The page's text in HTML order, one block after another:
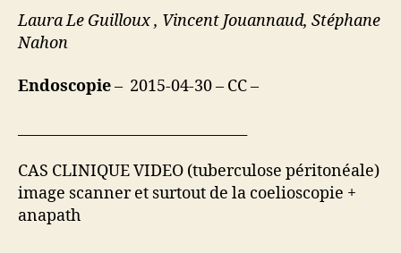
Laura Le Guilloux , Vincent Jouannaud, Stéphane
Nahon
Endoscopie– 2015-04-30 – CC –
CAS CLINIQUE VIDEO (tuberculose péritonéale)
image scanner et surtout de la coelioscopie +
anapath